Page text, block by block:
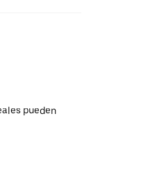
pueden